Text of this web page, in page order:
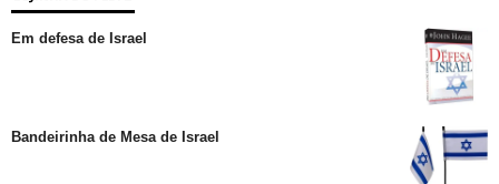
Em defesa de Israel
Bandeirinha de Mesa de Israel